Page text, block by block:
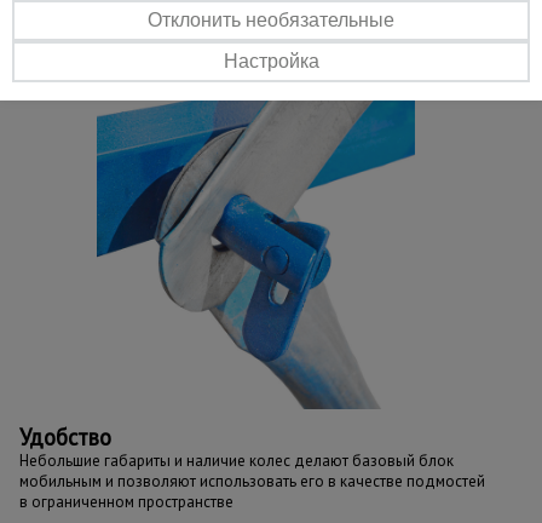
Удобство
Небольшие габариты и наличие колес делают базовый блок
мобильным и позволяют использовать его в качестве подмостей
в ограниченном пространстве
Отклонить необязательные
Настройка